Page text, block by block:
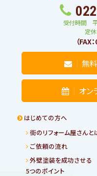
受付時間
定
（FAX
無
オン
はじめての方へ
街のリフォーム屋さんと
ご依頼の流れ
外壁塗装を成功させる
5つのポイント